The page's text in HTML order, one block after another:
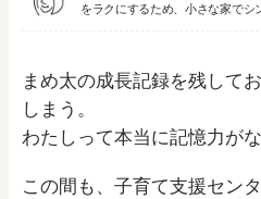
をラクにするため、小さな家でシ
まめ太の成長記録を残して
しまう。
わたしって本当に記憶力が
この間も、子育て支援セン